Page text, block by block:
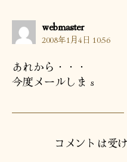
webmasterの
発
言:
2008年1月4日 10:56
あれから・・・
今度メールしまｓ
コメントは受